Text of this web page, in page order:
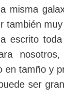
misma
también
escrito
en tamño y
ser